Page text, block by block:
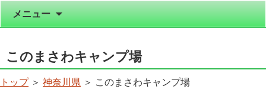
メニュー
このまさわキャンプ場
トップ＞ 神奈川県 ＞ このまさわキャンプ場